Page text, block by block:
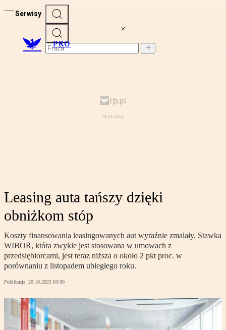
Serwisy
PRO
Leasing auta tańszy dzięki
obniżkom stóp
Koszty finansowania leasingowanych aut wyraźnie zmalały. Stawka
WIBOR, która zwykle jest stosowana w umowach z
przedsiębiorcami, jest teraz niższa o około 2 pkt proc. w
porównaniu z listopadem ubiegłego roku.
Publikacja: 20.10.2023 03:00